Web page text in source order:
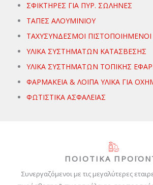
ΣΦΙΚΤΗΡΕΣ ΓΙΑ ΠΥΡ. ΣΩΛΗΝΕΣ
ΤΑΠΕΣ ΑΛΟΥΜΙΝΙΟΥ
ΤΑΧΥΣΥΝΔΕΣΜΟΙ ΠΙΣΤΟΠΟΙΗΜΕΝΟΙ
ΥΛΙΚΑ ΣΥΣΤΗΜΑΤΩΝ ΚΑΤΑΣΒΕΣΗΣ
ΥΛΙΚΑ ΣΥΣΤΗΜΑΤΩΝ ΤΟΠΙΚΗΣ
ΦΑΡΜΑΚΕΙΑ & ΛΟΙΠΑ ΥΛΙΚΑ ΓΙΑ
ΦΩΤΙΣΤΙΚΑ ΑΣΦΑΛΕΙΑΣ
ΠΟΙΟΤΙΚΑ
Συνεργαζόμενοι με τις μεγαλύτερες